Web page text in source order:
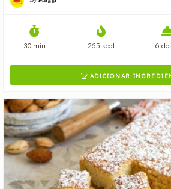
30 min 265 kcal 6
ADICIONAR